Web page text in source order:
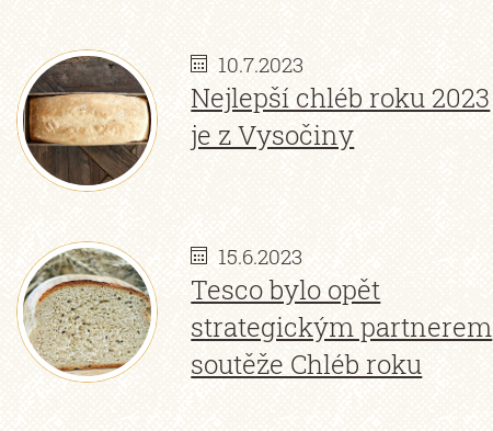
10.7.2023
Nejlepší chléb roku 2023
je z Vysočiny
15.6.2023
Tesco bylo opět
strategickým partnerem
soutěže Chléb roku